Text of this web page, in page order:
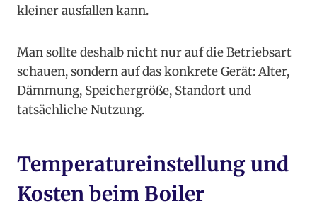
kleiner ausfallen kann.
Man sollte deshalb nicht nur auf die Betriebsart
schauen, sondern auf das konkrete Gerät: Alter,
Dämmung, Speichergröße, Standort und
tatsächliche Nutzung.
Temperatureinstellung und
Kosten beim Boiler